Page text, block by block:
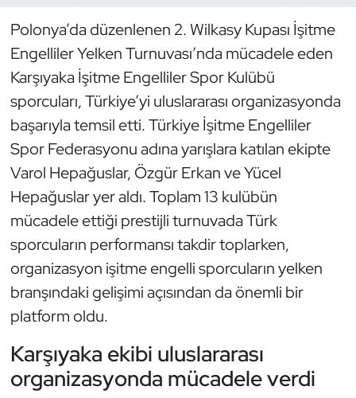
Polonya’da düzenlenen 2. Wilkasy Kupası İşitme
Engelliler Yelken Turnuvası’nda mücadele eden
Karşıyaka İşitme Engelliler Spor Kulübü
sporcuları, Türkiye’yi uluslararası organizasyonda
başarıyla temsil etti. Türkiye İşitme Engelliler
Spor Federasyonu adına yarışlara katılan ekipte
Varol Hepağuslar, Özgür Erkan ve Yücel
Hepağuslar yer aldı. Toplam 13 kulübün
mücadele ettiği prestijli turnuvada Türk
sporcuların performansı takdir toplarken,
organizasyon işitme engelli sporcuların yelken
branşındaki gelişimi açısından da önemli bir
platform oldu.
Karşıyaka ekibi uluslararası
organizasyonda mücadele verdi
Dövüş Sanatı
E-Spor
Eskrim
Futbol
Futsal
Genel
Golf
Halter